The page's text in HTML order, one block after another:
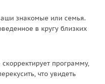
знакомые или семья.
в кругу близких
программу,
что увидеть